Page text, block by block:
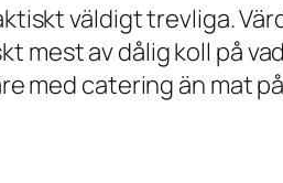
väldigt trevliga.
mest av dålig koll på
med catering än mat